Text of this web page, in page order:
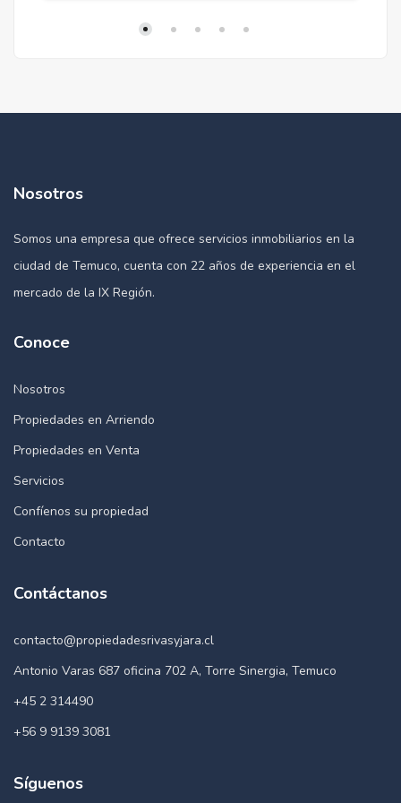
Nosotros
Somos una empresa que ofrece servicios inmobiliarios en la
ciudad de Temuco, cuenta con 22 años de experiencia en el
mercado de la IX Región.
Conoce
Nosotros
Propiedades en Arriendo
Propiedades en Venta
Servicios
Confíenos su propiedad
Contacto
Contáctanos
contacto@propiedadesrivasyjara.cl
Antonio Varas 687 oficina 702 A, Torre Sinergia, Temuco
+45 2 314490
+56 9 9139 3081
Síguenos